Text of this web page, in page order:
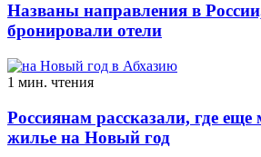
Названы направления в
бронировали отели
1 мин. чтения
Россиянам рассказали, где
жилье на Новый год